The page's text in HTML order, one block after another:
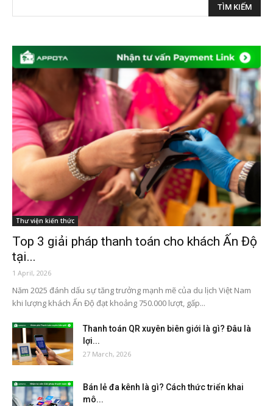
Thư viện kiến thức
Top 3 giải pháp thanh toán cho khách Ấn Độ
tại...
1 April, 2026
Năm 2025 đánh dấu sự tăng trưởng mạnh mẽ của du lịch Việt Nam
khi lượng khách Ấn Độ đạt khoảng 750.000 lượt, gấp...
Thanh toán QR xuyên biên giới là gì? Đâu là
lợi...
27 March, 2026
Bán lẻ đa kênh là gì? Cách thức triển khai
mô...